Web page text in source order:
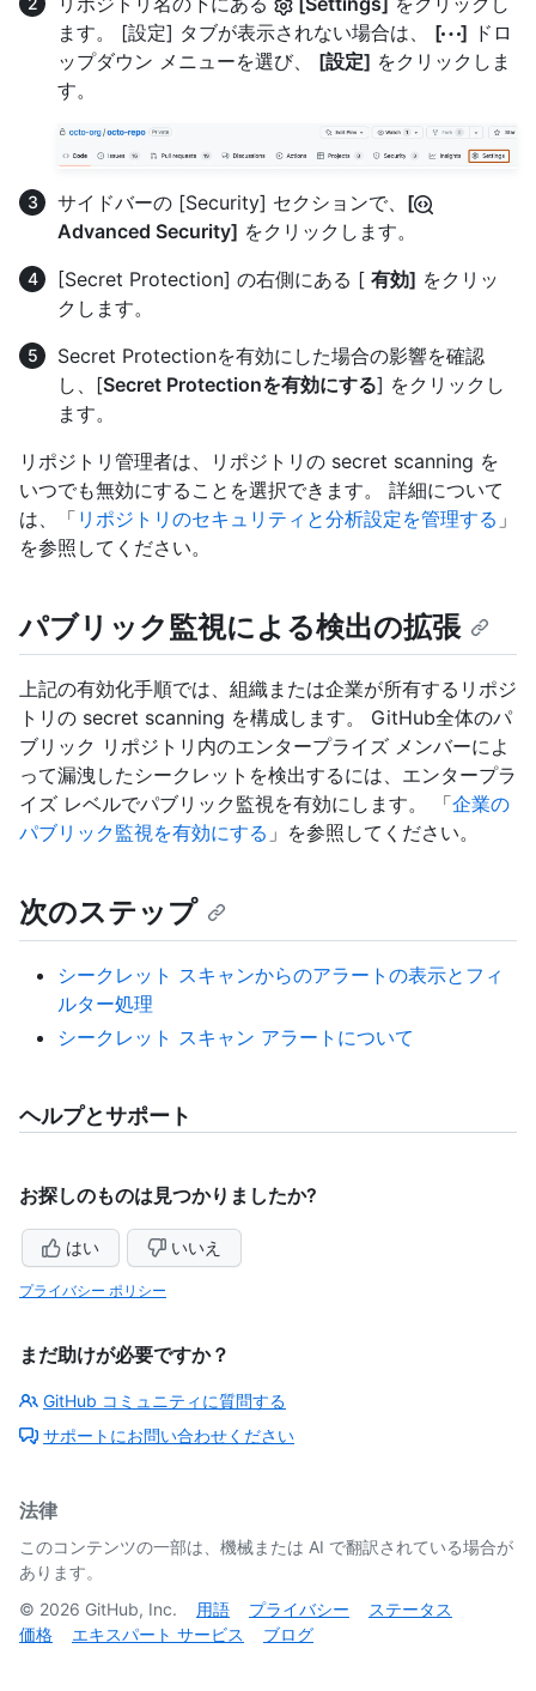
ます。 [設定] タブが表示されない場合は、 [ ] ドロ
ップダウン メニューを選び、 [設定] をクリックしま
す。
サイドバーの [Security] セクションで、 [
Advanced Security] をクリックします。
[Secret Protection] の右側にある [ 有効] をクリッ
クします。
Secret Protectionを有効にした場合の影響を確認
し、[Secret Protectionを有効にする] をクリックし
ます。
リポジトリ管理者は、リポジトリの secret scanning を
いつでも無効にすることを選択できます。 詳細について
は、「 リポジトリのセキュリティと分析設定を管理する 」
を参照してください。
パブリック監視による検出の拡張
上記の有効化手順では、組織または企業が所有するリポジ
トリの secret scanning を構成します。 GitHub全体のパ
ブリック リポジトリ内のエンタープライズ メンバーによ
って漏洩したシークレットを検出するには、エンタープラ
イズ レベルでパブリック監視を有効にします。 「企業の
パブリック監視を有効にする 」を参照してください。
次のステップ
シークレット スキャンからのアラートの表示とフィ
ルター処理
シークレット スキャン アラートについて
ヘルプとサポート
お探しのものは見つかりましたか?
はい いいえ
プライバシー ポリシー
まだ助けが必要ですか？
GitHub コミュニティに質問する
サポートにお問い合わせください
法律
このコンテンツの一部は、機械または AI で翻訳されている場合が
あります。
© 2026 GitHub, Inc. 用語 プライバシー
ステータス
価格
エキスパート サービス ブログ